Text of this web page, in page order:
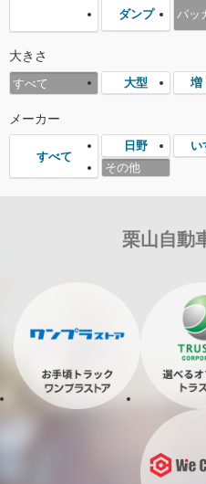
ダンプ パッ
大きさ
すべて 大型 増
メーカー
すべて
日野 い
その他
栗山自動